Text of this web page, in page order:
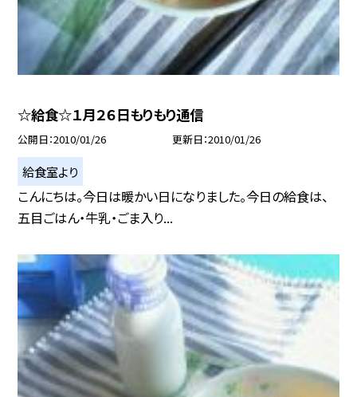
☆給食☆１月２６日もりもり通信
公開日 2010/01/26 更新日 2010/01/26
給食室より
こんにちは。今日は暖かい日になりました。今日の給食は、
五目ごはん・牛乳・ごま入り...